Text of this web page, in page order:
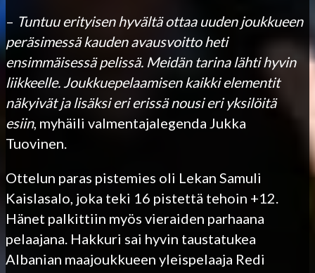
– Tuntuu erityisen hyvältä ottaa uuden joukkueen
peräsimessä kauden avausvoitto heti
ensimmäisessä pelissä. Meidän tarina lähti hyvin
liikkeelle. Joukkuepelaamisen kaikki elementit
näkyivät ja lisäksi eri erissä nousi eri yksilöitä
esiin, myhäili valmentajalegenda Jukka
Tuovinen.
Ottelun paras pistemies oli Lekan Samuli
Kaislasalo, joka teki 16 pistettä tehoin +12.
Hänet palkittiin myös vieraiden parhaana
pelaajana. Hakkuri sai hyvin taustatukea
Albanian maajoukkueen yleispelaaja Redi